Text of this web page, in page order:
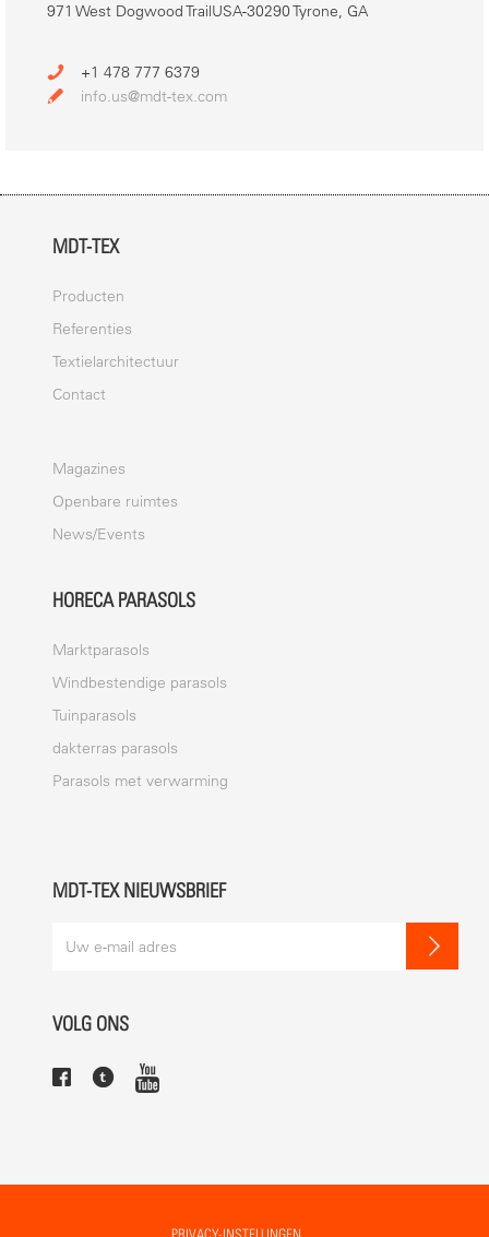
971 West Dogwood TrailUSA-30290 Tyrone, GA
+1 478 777 6379
info.us@mdt-tex.com
MDT-TEX
Producten
Referenties
Textielarchitectuur
Contact
Magazines
Openbare ruimtes
News/Events
HORECA PARASOLS
Marktparasols
Windbestendige parasols
Tuinparasols
dakterras parasols
Parasols met verwarming
MDT-TEX NIEUWSBRIEF
VOLG ONS
PRIVACY-INSTELLINGEN